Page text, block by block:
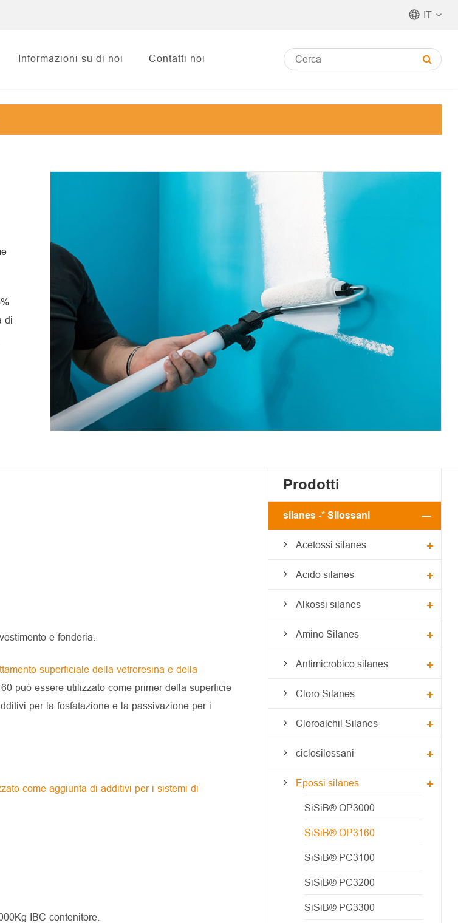
IT
Informazioni su di noi Contatti noi
di
e fonderia.
superficiale della vetroresina e della
può essere utilizzato come primer della superficie
per la fosfatazione e la passivazione per i
come aggiunta di additivi per i sistemi di
IBC contenitore.
Prodotti
silanes -* Silossani
Acetossi silanes
Acido silanes
Alkossi silanes
Amino Silanes
Antimicrobico silanes
Cloro Silanes
Cloroalchil Silanes
ciclosilossani
Epossi silanes
SiSiB® OP3000
SiSiB® OP3160
SiSiB® PC3100
SiSiB® PC3200
SiSiB® PC3300